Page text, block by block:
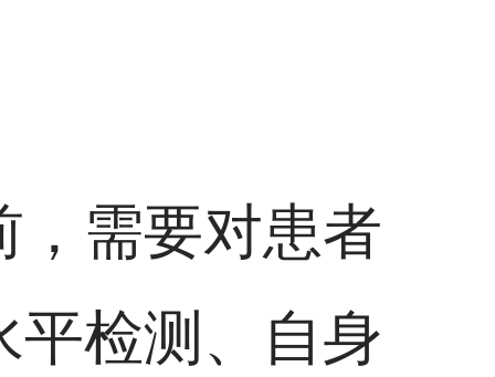
，需要对患者
平检测、自身